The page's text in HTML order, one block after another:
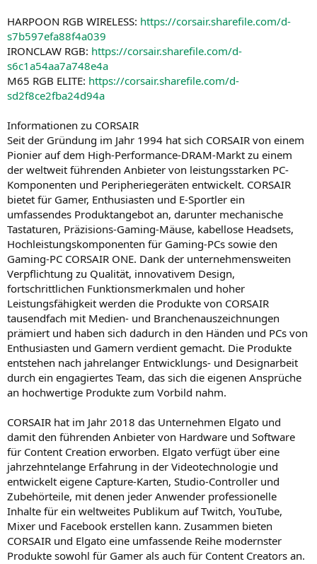
HARPOON RGB WIRELESS: https://corsair.sharefile.com/d-
s7b597efa88f4a039
IRONCLAW RGB: https://corsair.sharefile.com/d-
s6c1a54aa7a748e4a
M65 RGB ELITE: https://corsair.sharefile.com/d-
sd2f8ce2fba24d94a
Informationen zu CORSAIR
Seit der Gründung im Jahr 1994 hat sich CORSAIR von einem
Pionier auf dem High-Performance-DRAM-Markt zu einem
der weltweit führenden Anbieter von leistungsstarken PC-
Komponenten und Peripheriegeräten entwickelt. CORSAIR
bietet für Gamer, Enthusiasten und E-Sportler ein
umfassendes Produktangebot an, darunter mechanische
Tastaturen, Präzisions-Gaming-Mäuse, kabellose Headsets,
Hochleistungskomponenten für Gaming-PCs sowie den
Gaming-PC CORSAIR ONE. Dank der unternehmensweiten
Verpflichtung zu Qualität, innovativem Design,
fortschrittlichen Funktionsmerkmalen und hoher
Leistungsfähigkeit werden die Produkte von CORSAIR
tausendfach mit Medien- und Branchenauszeichnungen
prämiert und haben sich dadurch in den Händen und PCs von
Enthusiasten und Gamern verdient gemacht. Die Produkte
entstehen nach jahrelanger Entwicklungs- und Designarbeit
durch ein engagiertes Team, das sich die eigenen Ansprüche
an hochwertige Produkte zum Vorbild nahm.
CORSAIR hat im Jahr 2018 das Unternehmen Elgato und
damit den führenden Anbieter von Hardware und Software
für Content Creation erworben. Elgato verfügt über eine
jahrzehntelange Erfahrung in der Videotechnologie und
entwickelt eigene Capture-Karten, Studio-Controller und
Zubehörteile, mit denen jeder Anwender professionelle
Inhalte für ein weltweites Publikum auf Twitch, YouTube,
Mixer und Facebook erstellen kann. Zusammen bieten
CORSAIR und Elgato eine umfassende Reihe modernster
Produkte sowohl für Gamer als auch für Content Creators an.